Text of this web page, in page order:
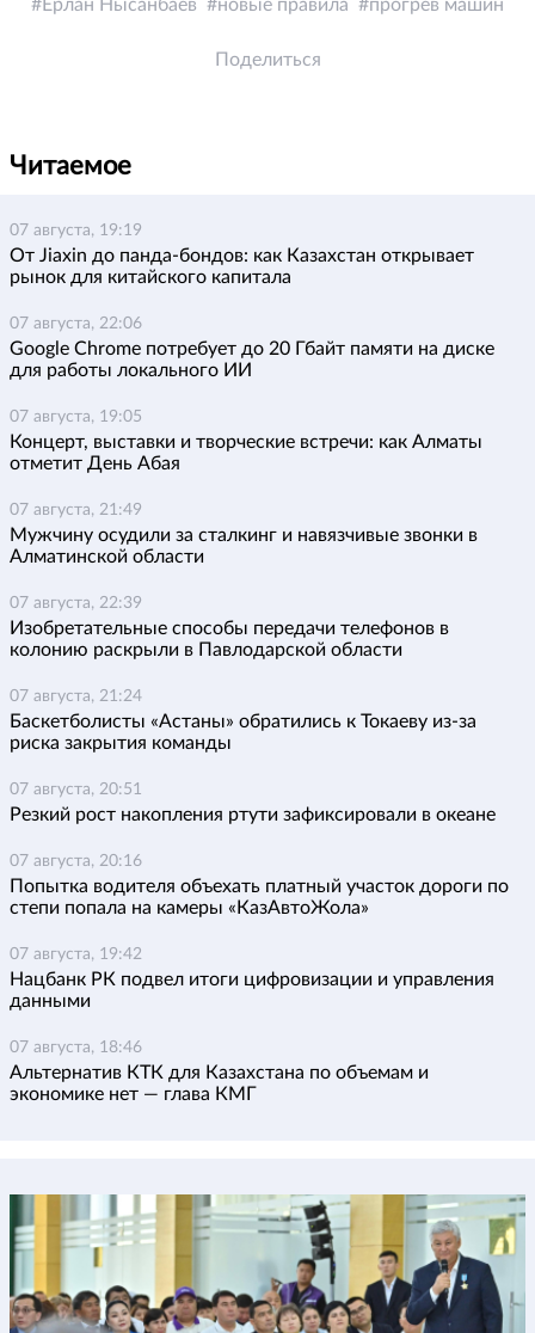
Ерлан Нысанбаев новые правила прогрев машин
Поделиться
Читаемое
07 августа, 19:19
От Jiaxin до панда-бондов: как Казахстан открывает
рынок для китайского капитала
07 августа, 22:06
Google Chrome потребует до 20 Гбайт памяти на диске
для работы локального ИИ
07 августа, 19:05
Концерт, выставки и творческие встречи: как Алматы
отметит День Абая
07 августа, 21:49
Мужчину осудили за сталкинг и навязчивые звонки в
Алматинской области
07 августа, 22:39
Изобретательные способы передачи телефонов в
колонию раскрыли в Павлодарской области
07 августа, 21:24
Баскетболисты «Астаны» обратились к Токаеву из-за
риска закрытия команды
07 августа, 20:51
Резкий рост накопления ртути зафиксировали в океане
07 августа, 20:16
Попытка водителя объехать платный участок дороги по
степи попала на камеры «КазАвтоЖола»
07 августа, 19:42
Нацбанк РК подвел итоги цифровизации и управления
данными
07 августа, 18:46
Альтернатив КТК для Казахстана по объемам и
экономике нет — глава КМГ